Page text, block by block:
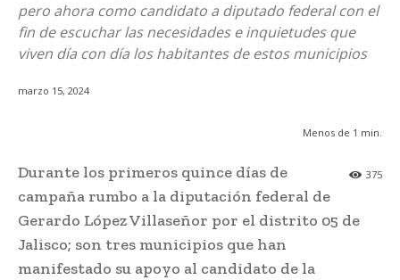
pero ahora como candidato a diputado federal con el
fin de escuchar las necesidades e inquietudes que
viven día con día los habitantes de estos municipios
marzo 15, 2024
Menos de 1 min.
375
Durante los primeros quince días de
campaña rumbo a la diputación federal de
Gerardo López Villaseñor por el distrito 05 de
Jalisco; son tres municipios que han
manifestado su apoyo al candidato de la